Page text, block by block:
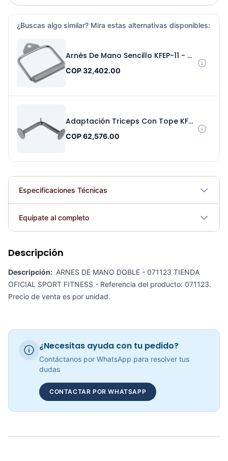
¿Buscas algo similar? Mira estas alternativas disponibles:
Arnés De Mano Sencillo KFEP-11 - Sport Fitness 71122
COP 32,402.00
Adaptación Triceps Con Tope KFEP-107 - Sport Fitness 71120
COP 62,576.00
Especificaciones Técnicas
Plegable No
Equípate al completo
COP 32,402.00
COP 102,692.00
Descripción
Descripción: ARNES DE MANO DOBLE - 071123 TIENDA
OFICIAL SPORT FITNESS - Referencia del producto: 071123.
Precio de venta es por unidad.
¿Necesitas ayuda con tu pedido?
Contáctanos por WhatsApp para resolver tus
dudas
CONTACTAR POR WHATSAPP